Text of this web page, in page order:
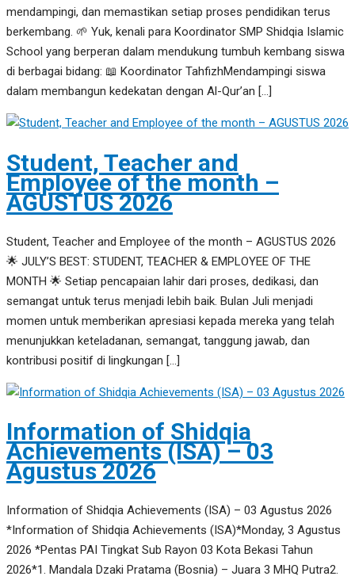
mendampingi, dan memastikan setiap proses pendidikan terus
berkembang. 🌱 Yuk, kenali para Koordinator SMP Shidqia Islamic
School yang berperan dalam mendukung tumbuh kembang siswa
di berbagai bidang: 📖 Koordinator TahfizhMendampingi siswa
dalam membangun kedekatan dengan Al-Qur’an […]
Student, Teacher and
Employee of the month –
AGUSTUS 2026
Student, Teacher and Employee of the month – AGUSTUS 2026
🌟 JULY’S BEST: STUDENT, TEACHER & EMPLOYEE OF THE
MONTH 🌟 Setiap pencapaian lahir dari proses, dedikasi, dan
semangat untuk terus menjadi lebih baik. Bulan Juli menjadi
momen untuk memberikan apresiasi kepada mereka yang telah
menunjukkan keteladanan, semangat, tanggung jawab, dan
kontribusi positif di lingkungan […]
Information of Shidqia
Achievements (ISA) – 03
Agustus 2026
Information of Shidqia Achievements (ISA) – 03 Agustus 2026
*Information of Shidqia Achievements (ISA)*Monday, 3 Agustus
2026 *Pentas PAI Tingkat Sub Rayon 03 Kota Bekasi Tahun
2026*1. Mandala Dzaki Pratama (Bosnia) – Juara 3 MHQ Putra2.